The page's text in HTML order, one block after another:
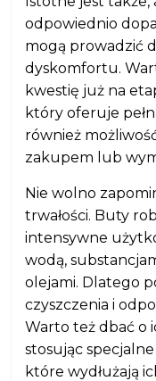
odpowiednio
mogą prowadzić
dyskomfortu.
kwestię już na
który oferuje
również
zakupem lub
Nie wolno
trwałości. Buty
intensywne
wodą,
olejami. Dlatego
czyszczenia i
Warto też dbać o
stosując
które wydłużają